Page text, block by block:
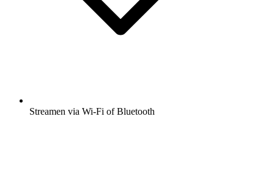
Streamen via Wi-Fi of Bluetooth